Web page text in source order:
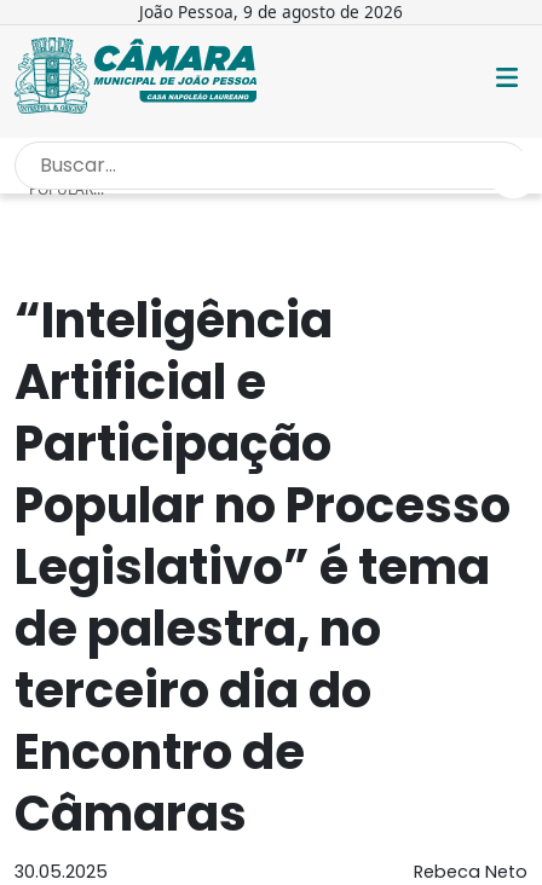
João Pessoa, 9 de agosto de 2026
INÍCIO / NOTÍCIAS
POPULAR...
“Inteligência
Artificial e
Participação
Popular no Processo
Legislativo” é tema
de palestra, no
terceiro dia do
Encontro de
Câmaras
30.05.2025
Rebeca Neto